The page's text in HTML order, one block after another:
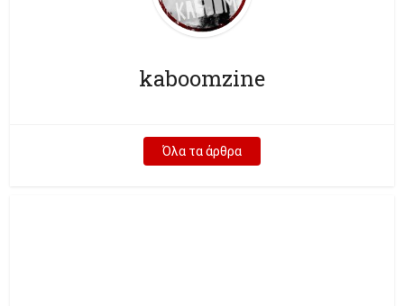
kaboomzine
Όλα τα άρθρα